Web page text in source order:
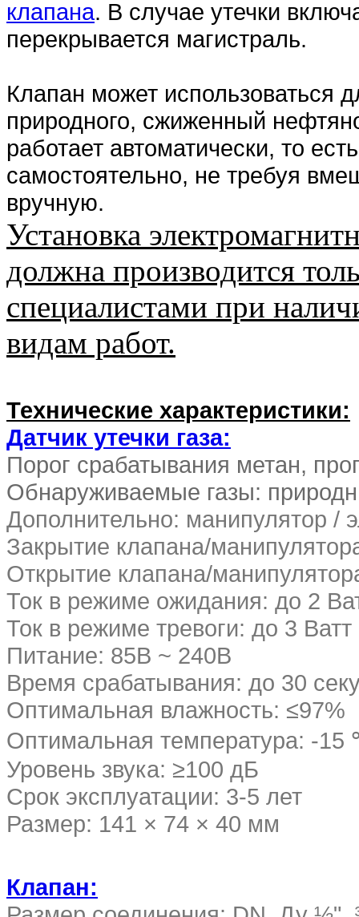
клапана. В случае утечки
перекрывается магистраль.
Клапан может использоваться
природного, сжиженный
работает автоматически, то
самостоятельно, не требуя
вручную.
Установка
должна производится
специалистами при
видам работ.
Технические характеристики:
Датчик утечки газа:
Порог срабатывания метан,
Обнаруживаемые газы:
Дополнительно: манипулятор /
Закрытие клапана/
Открытие клапана/
Ток в режиме ожидания: до 2
Ток в режиме тревоги: до 3 Ватт
Питание: 85В ~ 240В
Время срабатывания: до 30
Оптимальная влажность: ≤97%
Оптимальная температура: -
Уровень звука: ≥100 дБ
Срок эксплуатации: 3-5 лет
Размер: 141 × 74 × 40 мм
Клапан: